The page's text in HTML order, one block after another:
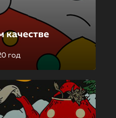
качестве
год